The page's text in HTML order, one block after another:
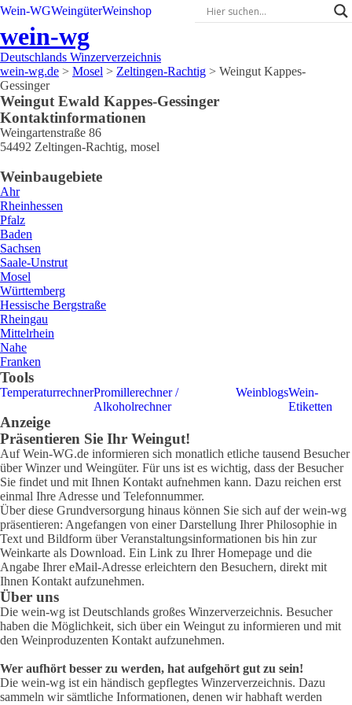
Wein-WGWeingüterWeinshop
wein-wg
Deutschlands Winzerverzeichnis
wein-wg.de > Mosel > Zeltingen-Rachtig > Weingut Kappes-
Gessinger
Weingut Ewald Kappes-Gessinger
Kontaktinformationen
Weingartenstraße 86
54492 Zeltingen-Rachtig, mosel
Weinbaugebiete
Ahr
Rheinhessen
Pfalz
Baden
Sachsen
Saale-Unstrut
Mosel
Württemberg
Hessische Bergstraße
Rheingau
Mittelrhein
Nahe
Franken
Tools
TemperaturrechnerPromillerechner /
Alkoholrechner
WeinblogsWein-
Etiketten
Anzeige
Präsentieren Sie Ihr Weingut!
Auf Wein-WG.de informieren sich monatlich etliche tausend Besucher
über Winzer und Weingüter. Für uns ist es wichtig, dass der Besucher
Sie findet und mit Ihnen Kontakt aufnehmen kann. Dazu reichen erst
einmal Ihre Adresse und Telefonnummer.
Über diese Grundversorgung hinaus können Sie sich auf der wein-wg
präsentieren: Angefangen von einer Darstellung Ihrer Philosophie in
Text und Bildform über Veranstaltungsinformationen bis hin zur
Weinkarte als Download. Ein Link zu Ihrer Homepage und die
Angabe Ihrer eMail-Adresse erleichtern den Besuchern, direkt mit
Ihnen Kontakt aufzunehmen.
Über uns
Die wein-wg ist Deutschlands großes Winzerverzeichnis. Besucher
haben die Möglichkeit, sich über ein Weingut zu informieren und mit
den Weinproduzenten Kontakt aufzunehmen.
Wer aufhört besser zu werden, hat aufgehört gut zu sein!
Die wein-wg ist ein händisch gepflegtes Winzerverzeichnis. Dazu
sammeln wir sämtliche Informationen, denen wir habhaft werden